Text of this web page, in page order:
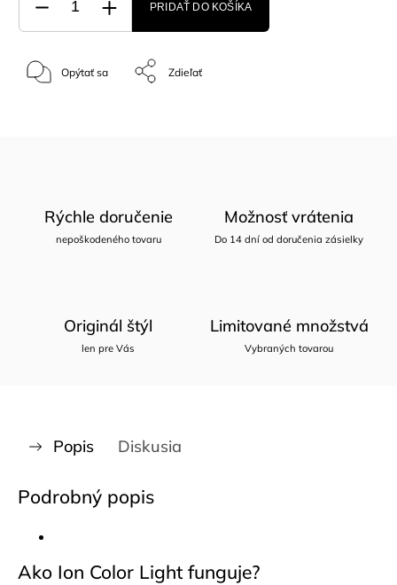
PRIDAŤ DO KOŠÍKA
Opýtať sa Zdieľať
Rýchle doručenie
nepoškodeného tovaru
Možnosť vrátenia
Do 14 dní od doručenia zásielky
Originál štýl
len pre Vás
Limitované množstvá
Vybraných tovarou
Popis Diskusia
Podrobný popis
Ako Ion Color Light funguje?